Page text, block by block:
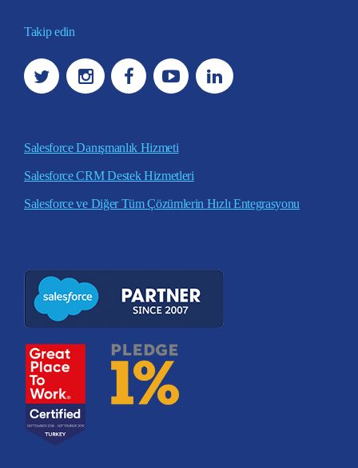
Takip edin
Salesforce Danışmanlık Hizmeti
Salesforce CRM Destek Hizmetleri
Salesforce ve Diğer Tüm Çözümlerin Hızlı Entegrasyonu